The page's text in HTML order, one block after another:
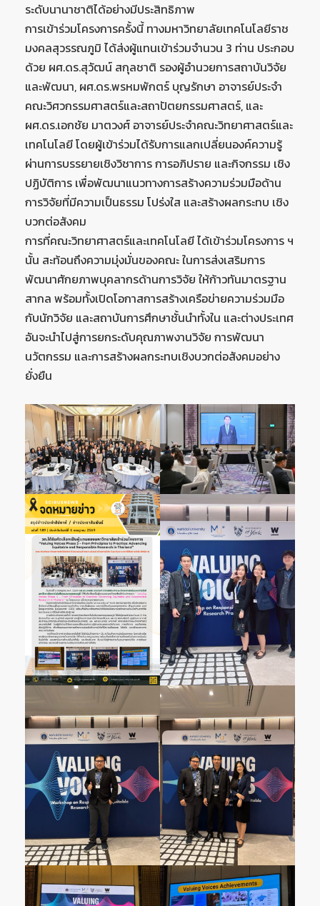
ระดับนานาชาติได้อย่างมีประสิทธิภาพ
การเข้าร่วมโครงการครั้งนี้ ทางมหาวิทยาลัยเทคโนโลยีราช
มงคลสุวรรณภูมิ ได้ส่งผู้แทนเข้าร่วมจำนวน 3 ท่าน ประกอบ
ด้วย ผศ.ดร.สุวัฒน์ สกุลชาติ รองผู้อำนวยการสถาบันวิจัย
และพัฒนา, ผศ.ดร.พรหมพักตร์ บุญรักษา อาจารย์ประจำ
คณะวิศวกรรมศาสตร์และสถาปัตยกรรมศาสตร์, และ
ผศ.ดร.เอกชัย มาตวงศ์ อาจารย์ประจำคณะวิทยาศาสตร์และ
เทคโนโลยี โดยผู้เข้าร่วมได้รับการแลกเปลี่ยนองค์ความรู้
ผ่านการบรรยายเชิงวิชาการ การอภิปราย และกิจกรรม เชิง
ปฏิบัติการ เพื่อพัฒนาแนวทางการสร้างความร่วมมือด้าน
การวิจัยที่มีความเป็นธรรม โปร่งใส และสร้างผลกระทบ เชิง
บวกต่อสังคม
การที่คณะวิทยาศาสตร์และเทคโนโลยี ได้เข้าร่วมโครงการ ฯ
นั้น สะท้อนถึงความมุ่งมั่นของคณะ ในการส่งเสริมการ
พัฒนาศักยภาพบุคลากรด้านการวิจัย ให้ก้าวทันมาตรฐาน
สากล พร้อมทั้งเปิดโอกาสการสร้างเครือข่ายความร่วมมือ
กับนักวิจัย และสถาบันการศึกษาชั้นนำทั้งใน และต่างประเทศ
อันจะนำไปสู่การยกระดับคุณภาพงานวิจัย การพัฒนา
นวัตกรรม และการสร้างผลกระทบเชิงบวกต่อสังคมอย่าง
ยั่งยืน